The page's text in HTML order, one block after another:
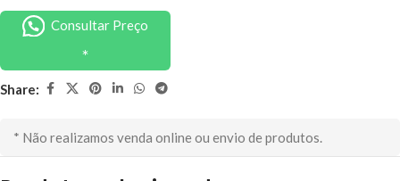
Consultar Preço
Share:
* Não realizamos venda online ou envio de produtos.